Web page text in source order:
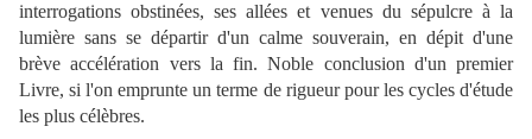
interrogations obstinées, ses allées et venues du sépulcre à la
lumière sans se départir d'un calme souverain, en dépit d'une
brève accélération vers la fin. Noble conclusion d'un premier
Livre, si l'on emprunte un terme de rigueur pour les cycles d'étude
les plus célèbres.